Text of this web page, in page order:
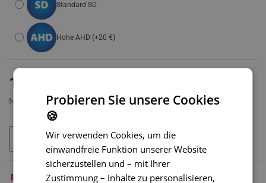
144,90 €
Netto 120,75 €
Standard SD
Hohe AHD (+20 €)
IN DEN WARENKORB
PRODUKTBESCHREIBUNG
Probieren Sie unsere Cookies
🍪
Wir verwenden Cookies, um die
einwandfreie Funktion unserer Website
sicherzustellen und – mit Ihrer
Zustimmung – Inhalte zu personalisieren,